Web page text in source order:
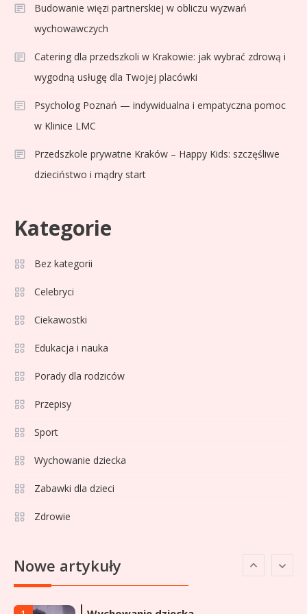
Budowanie więzi partnerskiej w obliczu wyzwań
wychowawczych
Catering dla przedszkoli w Krakowie: jak wybrać zdrową i
wygodną usługę dla Twojej placówki
Psycholog Poznań — indywidualna i empatyczna pomoc
w Klinice LMC
Przedszkole prywatne Kraków – Happy Kids: szczęśliwe
dzieciństwo i mądry start
Kategorie
Bez kategorii
Celebryci
Ciekawostki
Edukacja i nauka
Porady dla rodziców
Przepisy
Sport
Wychowanie dziecka
Zabawki dla dzieci
Zdrowie
Nowe artykuły
3 Sport
formy i statystyk
4
La Liga rankingi: Tabela,
Lech Poznań rankingi: Analiza
pozycji w Ekstraklasie i
historyczne dane